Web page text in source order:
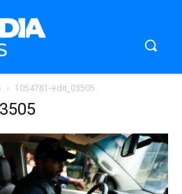
1054781-edit_03505